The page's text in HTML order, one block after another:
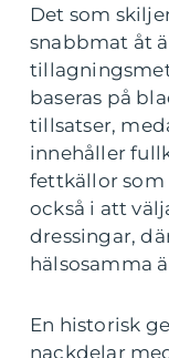
Det som
snabbmat åt
baseras på
tillsatser,
innehåller
fettkällor som
också i att
dressingar,
hälsosamma
En historisk
nackdelar